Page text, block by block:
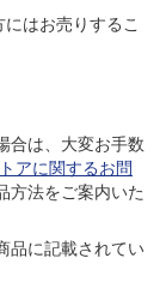
はお売りするこ
合は、大変お手数
アに関するお問
方法をご案内いた
品に記載されてい